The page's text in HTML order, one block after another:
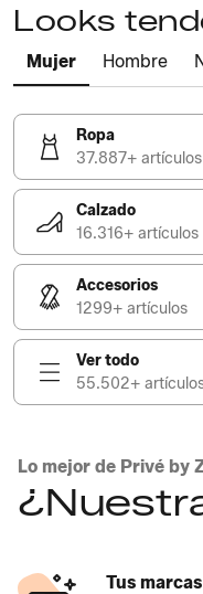
Looks
Mujer Hombre
Ropa
37.887+ artículos
Calzado
16.316+ artículos
Accesorios
1299+ artículos
Ver todo
55.502+
Lo mejor de Privé by
Tus